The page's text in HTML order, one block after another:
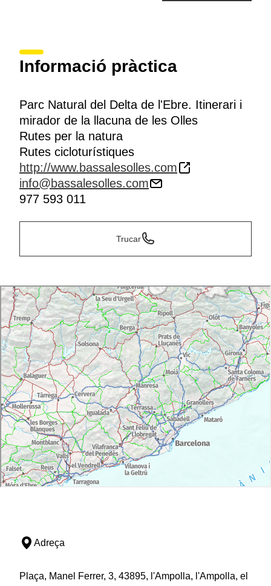
Informació pràctica
Parc Natural del Delta de l'Ebre. Itinerari i
mirador de la llacuna de les Olles
Rutes per la natura
Rutes cicloturístiques
http://www.bassalesolles.com
info@bassalesolles.com
977 593 011
Trucar
Adreça
Plaça, Manel Ferrer, 3, 43895, l'Ampolla, l'Ampolla, el